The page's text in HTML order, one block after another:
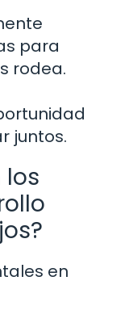
para
rodea.
juntos.
los
en